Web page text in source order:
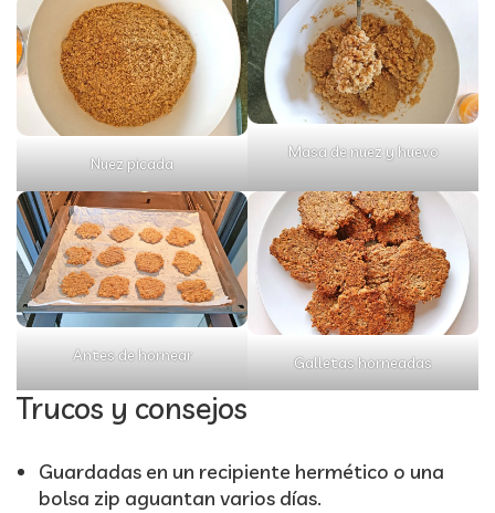
Nuez picada
Masa de nuez y huevo
Antes de hornear Galletas horneadas
Trucos y consejos
Guardadas en un recipiente hermético o una
bolsa zip aguantan varios días.